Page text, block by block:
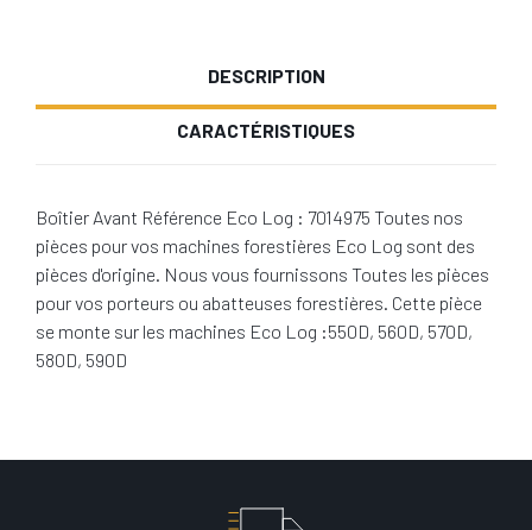
DESCRIPTION
CARACTÉRISTIQUES
Boîtier Avant Référence Eco Log : 7014975 Toutes nos
pièces pour vos machines forestières Eco Log sont des
pièces d'origine. Nous vous fournissons Toutes les pièces
pour vos porteurs ou abatteuses forestières. Cette pièce
se monte sur les machines Eco Log :550D, 560D, 570D,
580D, 590D